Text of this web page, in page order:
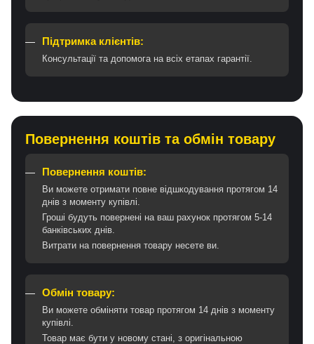
Підтримка клієнтів:
Консультації та допомога на всіх етапах гарантії.
Повернення коштів та обмін товару
Повернення коштів:
Ви можете отримати повне відшкодування протягом 14
днів з моменту купівлі.
Гроші будуть повернені на ваш рахунок протягом 5-14
банківських днів.
Витрати на повернення товару несете ви.
Обмін товару:
Ви можете обміняти товар протягом 14 днів з моменту
купівлі.
Товар має бути у новому стані, з оригінальною